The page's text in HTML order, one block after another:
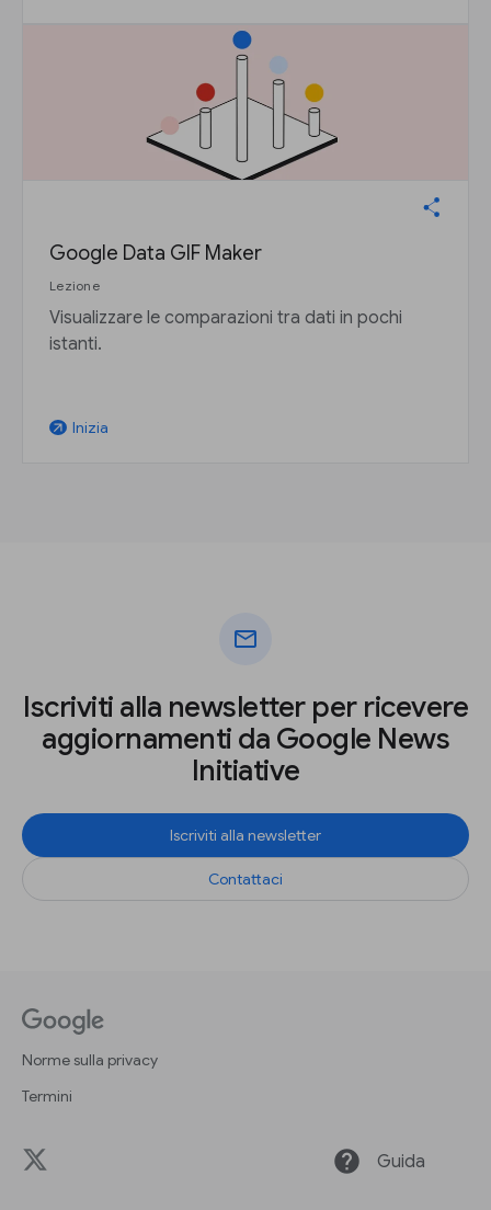
Google Data GIF Maker
Lezione
Visualizzare le comparazioni tra dati in pochi
istanti.
arrow_outward Inizia
mail
Iscriviti alla newsletter per ricevere
aggiornamenti da Google News
Initiative
Iscriviti alla newsletter
Contattaci
Norme sulla privacy
Termini
help Guida